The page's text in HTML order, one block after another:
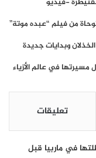
من فيلم “عبده موتة”
وبدايات جديدة
في عالم الأزياء
تعليقات
في ماربيا قبل